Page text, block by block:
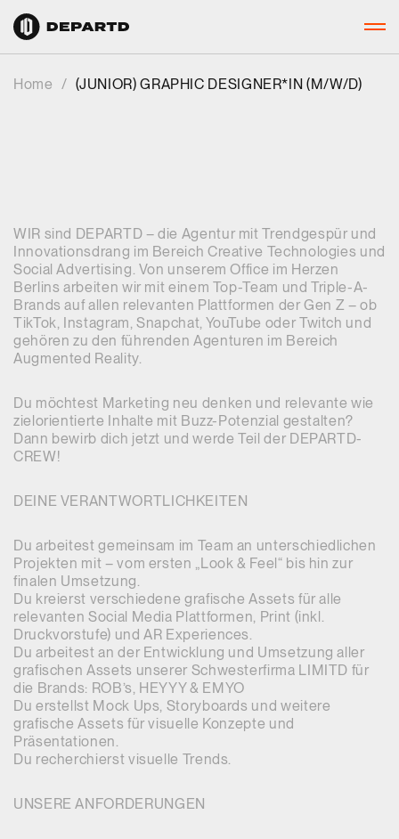
Home / (JUNIOR) GRAPHIC DESIGNER*IN (M/W/D)
WIR sind DEPARTD – die Agentur mit Trendgespür und
Innovationsdrang im Bereich Creative Technologies und
Social Advertising. Von unserem Office im Herzen
Berlins arbeiten wir mit einem Top-Team und Triple-A-
Brands auf allen relevanten Plattformen der Gen Z – ob
TikTok, Instagram, Snapchat, YouTube oder Twitch und
gehören zu den führenden Agenturen im Bereich
Augmented Reality.
Du möchtest Marketing neu denken und relevante wie
zielorientierte Inhalte mit Buzz-Potenzial gestalten?
Dann bewirb dich jetzt und werde Teil der DEPARTD-
CREW!
DEINE VERANTWORTLICHKEITEN
Du arbeitest gemeinsam im Team an unterschiedlichen
Projekten mit – vom ersten „Look & Feel“ bis hin zur
finalen Umsetzung.
Du kreierst verschiedene grafische Assets für alle
relevanten Social Media Plattformen, Print (inkl.
Druckvorstufe) und AR Experiences.
Du arbeitest an der Entwicklung und Umsetzung aller
grafischen Assets unserer Schwesterfirma LIMITD für
die Brands: ROB’s, HEYYY & EMYO
Du erstellst Mock Ups, Storyboards und weitere
grafische Assets für visuelle Konzepte und
Präsentationen.
Du recherchierst visuelle Trends.
UNSERE ANFORDERUNGEN